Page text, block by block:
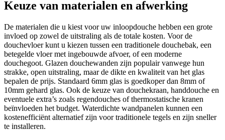
Keuze van materialen en afwerking
De materialen die u kiest voor uw inloopdouche hebben een grote
invloed op zowel de uitstraling als de totale kosten. Voor de
douchevloer kunt u kiezen tussen een traditionele douchebak, een
betegelde vloer met ingebouwde afvoer, of een moderne
douchegoot. Glazen douchewanden zijn populair vanwege hun
strakke, open uitstraling, maar de dikte en kwaliteit van het glas
bepalen de prijs. Standaard 6mm glas is goedkoper dan 8mm of
10mm gehard glas. Ook de keuze van douchekraan, handdouche en
eventuele extra’s zoals regendouches of thermostatische kranen
beïnvloeden het budget. Waterdichte wandpanelen kunnen een
kostenefficiënt alternatief zijn voor traditionele tegels en zijn sneller
te installeren.